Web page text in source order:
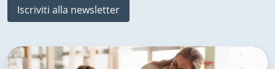
Iscriviti alla newsletter